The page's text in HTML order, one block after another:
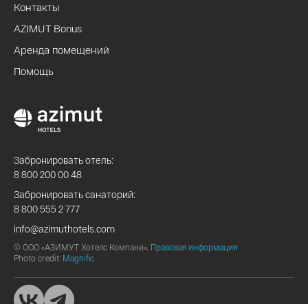
Контакты
AZIMUT Bonus
Аренда помещений
Помощь
Забронировать отель:
8 800 200 00 48
Забронировать санаторий:
8 800 555 2 777
info@azimuthotels.com
© ООО «АЗИМУТ Хотелс Компани», Правовая информация
Photo credit: Magnific